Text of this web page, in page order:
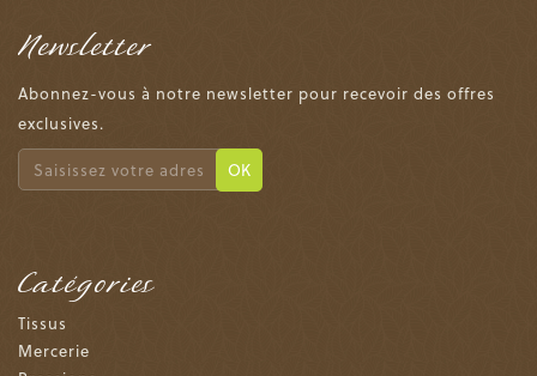
Newsletter
Abonnez-vous à notre newsletter pour recevoir des offres
exclusives.
OK
Catégories
Tissus
Mercerie